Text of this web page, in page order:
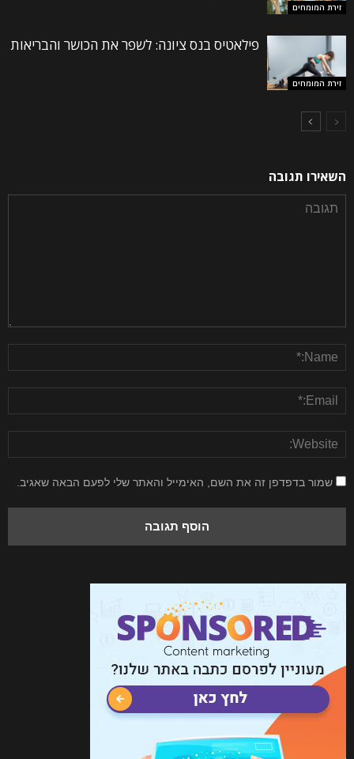
זירת המומחים
זירת המומחים
פילאטיס בנס ציונה: לשפר את הכושר והבריאות
השאירו תגובה
שמור בדפדפן זה את השם, האימייל והאתר שלי לפעם הבאה שאגיב.